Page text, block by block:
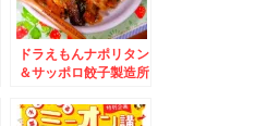
ドラえもんナポリタン
＆サッポロ餃子製造所